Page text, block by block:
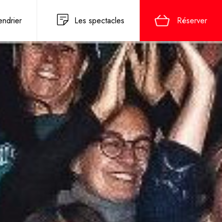
Les spectacles Réserver